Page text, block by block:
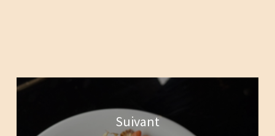
Suivant